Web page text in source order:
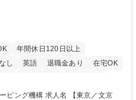
年間休日120日以上
し 英語 退職金あり
在宅OK
名 【東京／文京